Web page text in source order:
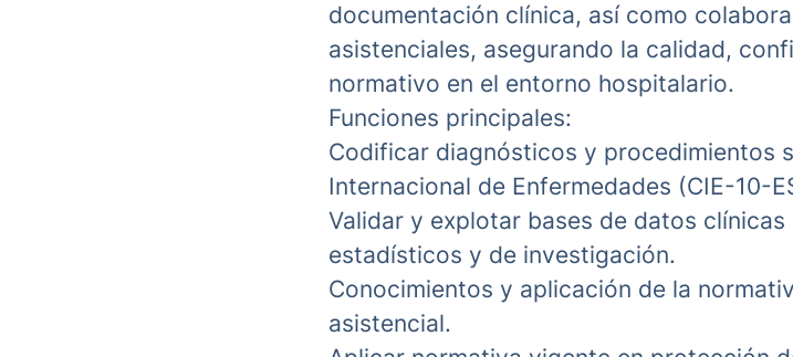
documentación clínica, así como
asistenciales, asegurando la calidad,
normativo en el entorno hospitalario.
Funciones principales:
Codificar diagnósticos y procedimientos
Internacional de Enfermedades (CIE-10-
Validar y explotar bases de datos
estadísticos y de investigación.
Conocimientos y aplicación de la
asistencial.